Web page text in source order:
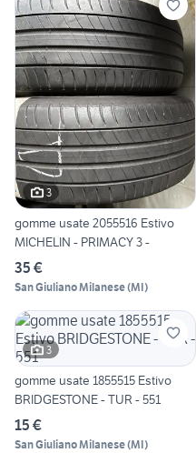
3
gomme usate 2055516 Estivo
MICHELIN - PRIMACY 3 -
35 €
San Giuliano Milanese(MI)
3
gomme usate 1855515 Estivo
BRIDGESTONE - TUR - 551
15 €
San Giuliano Milanese(MI)